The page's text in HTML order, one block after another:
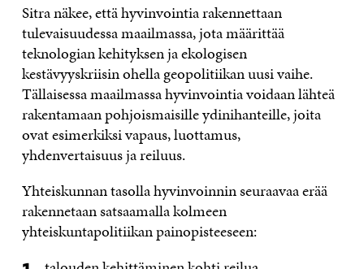
Sitra näkee, että hyvinvointia rakennettaan
tulevaisuudessa maailmassa, jota määrittää
teknologian kehityksen ja ekologisen
kestävyyskriisin ohella geopolitiikan uusi vaihe.
Tällaisessa maailmassa hyvinvointia voidaan lähteä
rakentamaan pohjoismaisille ydinihanteille, joita
ovat esimerkiksi vapaus, luottamus,
yhdenvertaisuus ja reiluus.
Yhteiskunnan tasolla hyvinvoinnin seuraavaa erää
rakennetaan satsaamalla kolmeen
yhteiskuntapolitiikan painopisteeseen: